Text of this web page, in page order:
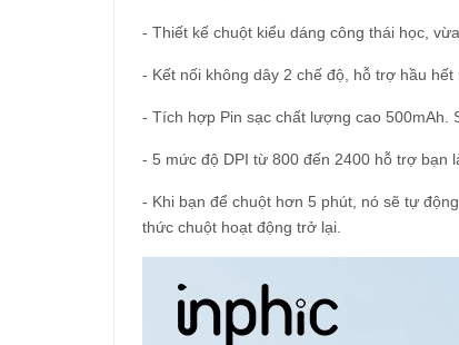
- Thiết kế chuột kiểu dáng công thái học,
- Kết nối không dây 2 chế độ, hỗ trợ hầu
- Tích hợp Pin sạc chất lượng cao 500mAh.
- 5 mức độ DPI từ 800 đến 2400 hỗ trợ bạn
- Khi bạn để chuột hơn 5 phút, nó sẽ tự
thức chuột hoạt động trở lại.